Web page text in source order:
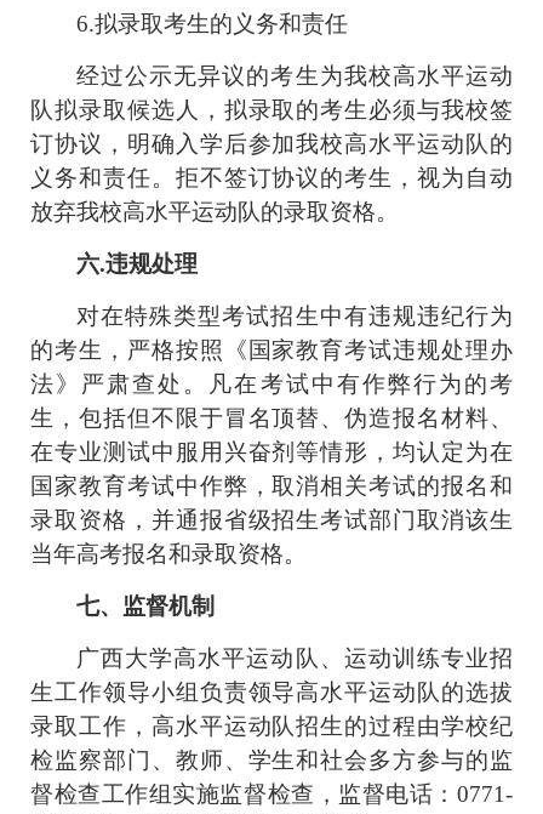
6.拟录取考生的义务和责任
经过公示无异议的考生为我校高水平运动
队拟录取候选人，拟录取的考生必须与我校签
订协议，明确入学后参加我校高水平运动队的
义务和责任。拒不签订协议的考生，视为自动
放弃我校高水平运动队的录取资格。
六.违规处理
对在特殊类型考试招生中有违规违纪行为
的考生，严格按照《国家教育考试违规处理办
法》严肃查处。凡在考试中有作弊行为的考
生，包括但不限于冒名顶替、伪造报名材料、
在专业测试中服用兴奋剂等情形，均认定为在
国家教育考试中作弊，取消相关考试的报名和
录取资格，并通报省级招生考试部门取消该生
当年高考报名和录取资格。
七、监督机制
广西大学高水平运动队、运动训练专业招
生工作领导小组负责领导高水平运动队的选拔
录取工作，高水平运动队招生的过程由学校纪
检监察部门、教师、学生和社会多方参与的监
督检查工作组实施监督检查，监督电话： 0771-